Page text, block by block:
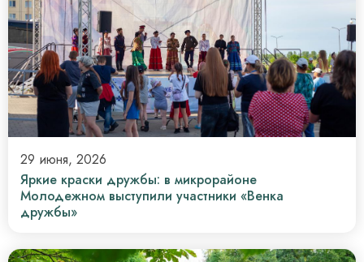
29 июня, 2026
Яркие краски дружбы: в микрорайоне
Молодежном выступили участники «Венка
дружбы»